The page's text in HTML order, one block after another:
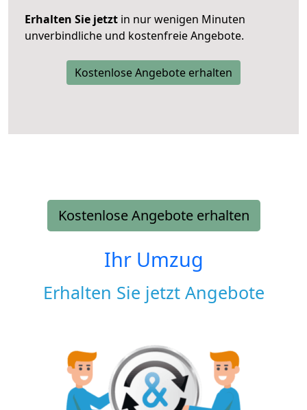
Erhalten Sie jetzt in nur wenigen Minuten
unverbindliche und kostenfreie Angebote.
Kostenlose Angebote erhalten
Kostenlose Angebote erhalten
Ihr Umzug
Erhalten Sie jetzt Angebote